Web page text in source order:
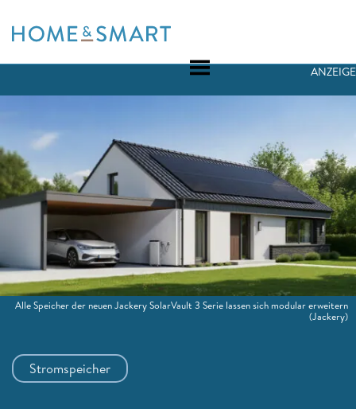
to
Stromspeicher
ANZEIGE
Alle Speicher der neuen Jackery SolarVault 3 Serie lassen sich modular erweitern
(Jackery)